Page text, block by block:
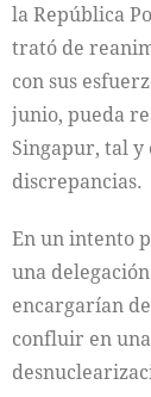
la República
trató de
con sus
junio, pueda
Singapur, tal y
discrepancias.
En un intento
una
encargarían
confluir en